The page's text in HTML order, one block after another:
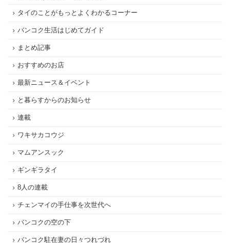
タイのことがもっとよくわかるコーナー
バンコク生活はじめてガイド
まとめ記事
おすすめのお店
最新ニュース＆イベント
と暮らすからのお知らせ
連載
ワキサカコウジ
マムアンスック
ギンギラタイ
8人の連載
チェンマイの手仕事を次世代へ
バンコクの空の下
バンコク駐在妻の日々つれづれ